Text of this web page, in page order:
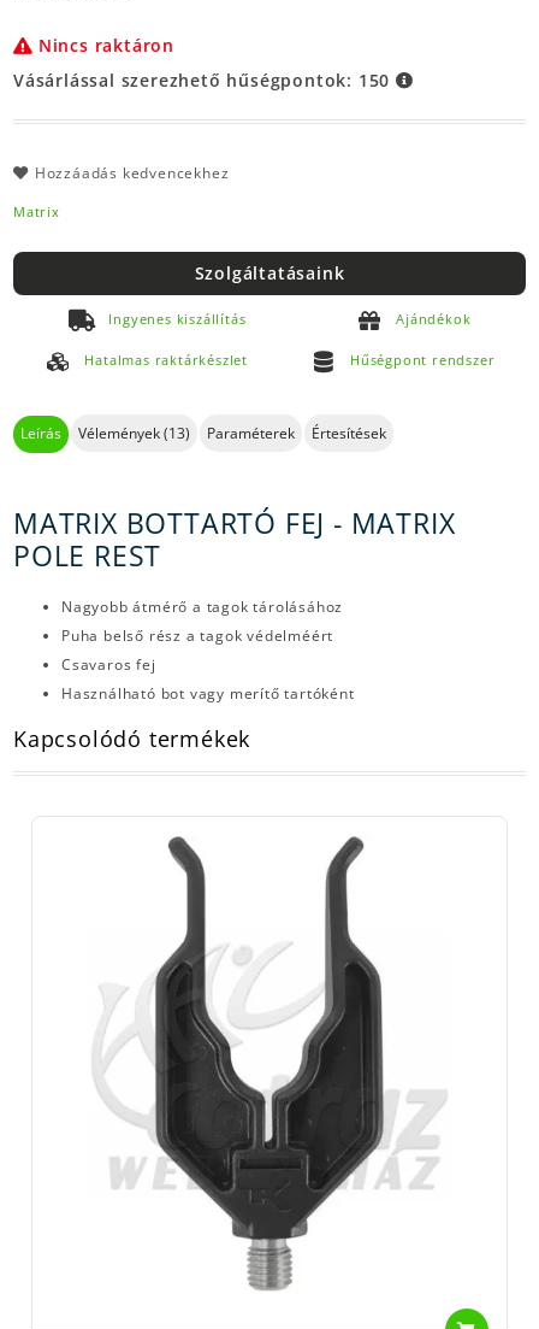
Nincs raktáron
Vásárlással szerezhető hűségpontok: 150
Hozzáadás kedvencekhez
Matrix
Szolgáltatásaink
Ingyenes kiszállítás Ajándékok
Hatalmas raktárkészlet Hűségpont rendszer
Leírás Vélemények (13) Paraméterek Értesítések
MATRIX BOTTARTÓ FEJ - MATRIX
POLE REST
Nagyobb átmérő a tagok tárolásához
Puha belső rész a tagok védelméért
Csavaros fej
Használható bot vagy merítő tartóként
Kapcsolódó termékek